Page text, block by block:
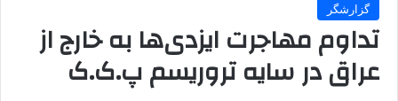
گزارشگر
تداوم مهاجرت ایزدی‌ها به خارج از
عراق در سایه تروریسم پ.ک.ک